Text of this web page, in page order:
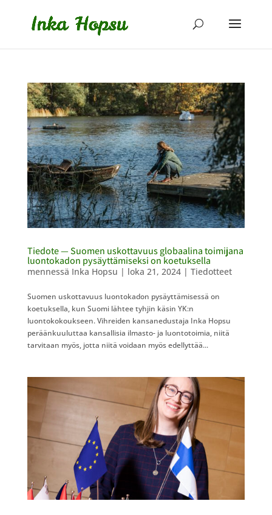
Tiedote — Suomen uskottavuus globaalina toimijana
luontokadon pysäyttämiseksi on koetuksella
mennessä Inka Hopsu | loka 21, 2024| Tiedotteet
Suomen uskottavuus luontokadon pysäyttämisessä on
koetuksella, kun Suomi lähtee tyhjin käsin YK:n
luontokokoukseen. Vihreiden kansanedustaja Inka Hopsu
peräänkuuluttaa kansallisia ilmasto- ja luontotoimia, niitä
tarvitaan myös, jotta niitä voidaan myös edellyttää...